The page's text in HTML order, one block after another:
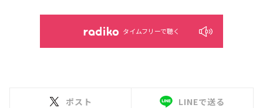
タイムフリーで聴く
ポスト LINEで送る